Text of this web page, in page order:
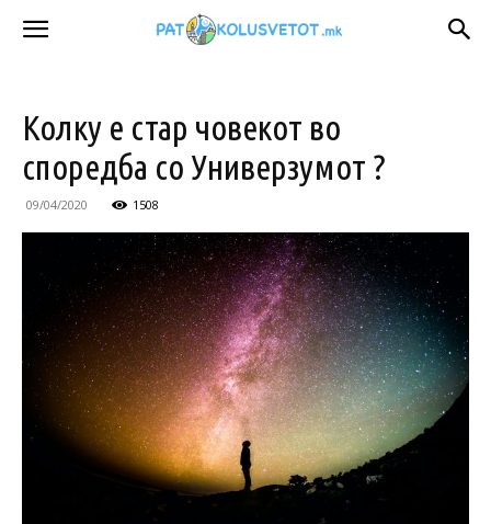
Колку е стар човекот во
споредба со Универзумот ?
09/04/2020 1508